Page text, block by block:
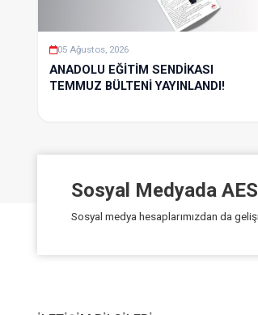
05 Ağustos, 2026
ANADOLU EĞİTİM SENDİKASI
TEMMUZ BÜLTENİ YAYINLANDI!
Sosyal Medyada AES
Sosyal medya hesaplarımızdan da